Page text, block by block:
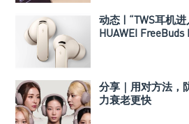
动态 | “TWS耳机
HUAWEI FreeBuds
分享｜用对方法，
力衰老更快